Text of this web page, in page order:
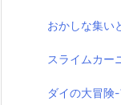
おかしな集い
スライムカー
ダイの大冒険